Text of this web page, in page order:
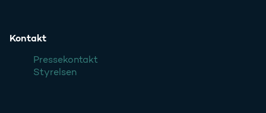
Kontakt
Pressekontakt
Styrelsen